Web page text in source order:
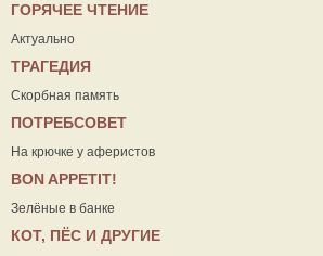
ГОРЯЧЕЕ ЧТЕНИЕ
Актуально
ТРАГЕДИЯ
Скорбная память
ПОТРЕБСОВЕТ
На крючке у аферистов
ВON APPETIT!
Зелёные в банке
КОТ, ПЁС И ДРУГИЕ